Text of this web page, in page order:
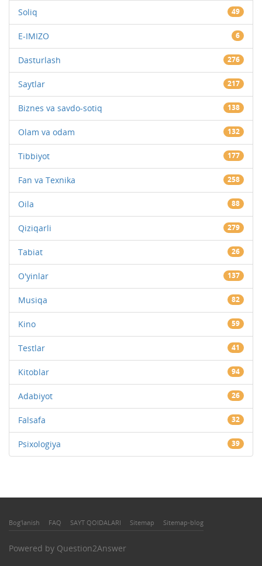
Soliq 49
E-IMIZO 6
Dasturlash 276
Saytlar 217
Biznes va savdo-sotiq 138
Olam va odam 132
Tibbiyot 177
Fan va Texnika 258
Oila 88
Qiziqarli 279
Tabiat 26
O'yinlar 137
Musiqa 82
Kino 59
Testlar 41
Kitoblar 94
Adabiyot 26
Falsafa 32
Psixologiya 39
Bog'lanish FAQ SAYT QOIDALARI Sitemap Sitemap-blog
Powered by Question2Answer